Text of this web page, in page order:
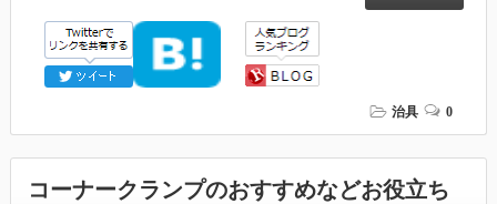
治具 0
コーナークランプのおすすめなどお役立ち